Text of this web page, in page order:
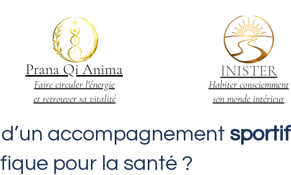
Prana Qi Anima
Faire circuler l'énergie
et retrouver sa vitalité
INISTER
Habiter consciemment
son monde intérieur
accompagnement sportif
pour la santé ?